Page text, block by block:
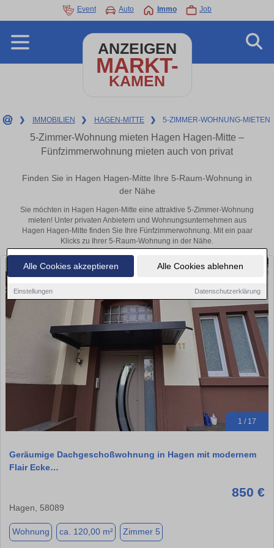
Alle Cookies akzeptieren Alle Cookies ablehnen
Einstellungen Datenschutzerklärung
Event Auto Immo Job
ANZEIGEN
MARKT-
KAMEN
❯ IMMOBILIEN ❯ HAGEN-MITTE ❯ 5-ZIMMER-WOHNUNG-MIETEN
5-Zimmer-Wohnung mieten Hagen Hagen-Mitte –
Fünfzimmerwohnung mieten auch von privat
Finden Sie in Hagen Hagen-Mitte Ihre 5-Raum-Wohnung in
der Nähe
Sie möchten in Hagen Hagen-Mitte eine attraktive 5-Zimmer-Wohnung
mieten! Unter privaten Anbietern und Wohnungsunternehmen aus
Hagen Hagen-Mitte finden Sie Ihre Fünfzimmerwohnung. Mit ein paar
Klicks zu Ihrer 5-Raum-Wohnung in der Nähe.
1 / 17
Geräumige Dachgeschoßwohnung in Hagen mit modernem
Flair Ecke…
850 €
Hagen, 58089
Wohnung ca. 120,00 m² Zimmer 5